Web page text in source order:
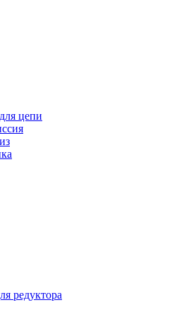
цепи
редуктора